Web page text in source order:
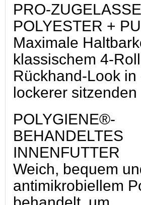
PRO-
POLYESTER +
Maximale
klassischem 4-
Rückhand-Look in
lockerer sitzenden
POLYGIENE®-
BEHANDELTES
INNENFUTTER
Weich, bequem
antimikrobiellem